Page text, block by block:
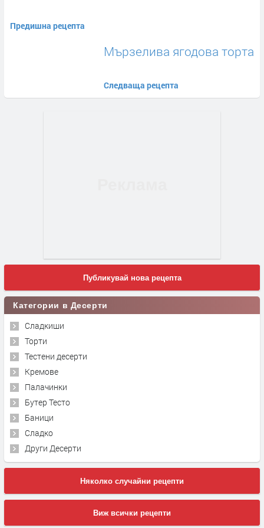
Предишна рецепта
Мързелива ягодова торта
Следваща рецепта
Публикувай нова рецепта
Категории в Десерти
Сладкиши
Торти
Тестени десерти
Кремове
Палачинки
Бутер Тесто
Баници
Сладко
Други Десерти
Няколко случайни рецепти
Виж всички рецепти